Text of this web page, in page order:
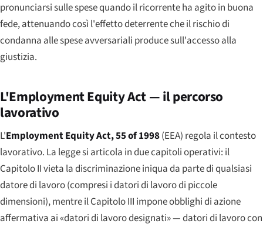
pronunciarsi sulle spese quando il ricorrente ha agito in buona
fede, attenuando così l'effetto deterrente che il rischio di
condanna alle spese avversariali produce sull'accesso alla
giustizia.
L'Employment Equity Act — il percorso
lavorativo
L'Employment Equity Act, 55 of 1998(EEA) regola il contesto
lavorativo. La legge si articola in due capitoli operativi: il
Capitolo II vieta la discriminazione iniqua da parte di qualsiasi
datore di lavoro (compresi i datori di lavoro di piccole
dimensioni), mentre il Capitolo III impone obblighi di azione
affermativa ai «datori di lavoro designati» — datori di lavoro con